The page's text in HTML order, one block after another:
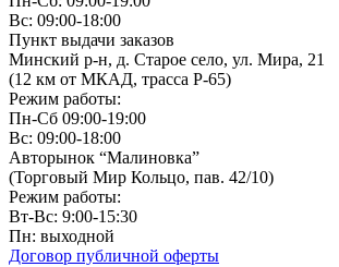
Вс: 09:00-18:00
Пункт выдачи заказов
Минский р-н, д. Старое село, ул. Мира, 21
(12 км от МКАД, трасса P-65)
Режим работы:
Пн-Сб 09:00-19:00
Вс: 09:00-18:00
Авторынок “Малиновка”
(Торговый Мир Кольцо, пав. 42/10)
Режим работы:
Вт-Вс: 9:00-15:30
Пн: выходной
Договор публичной оферты